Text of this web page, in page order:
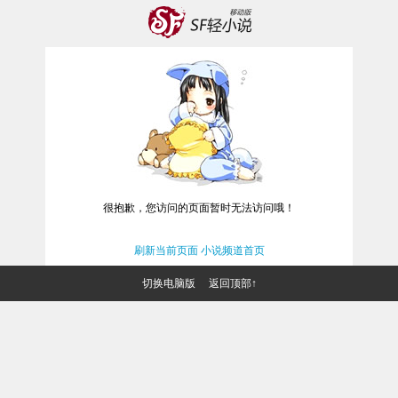
很抱歉，您访问的页面暂时无法访问哦！
刷新当前页面 小说频道首页
切换电脑版 返回顶部↑